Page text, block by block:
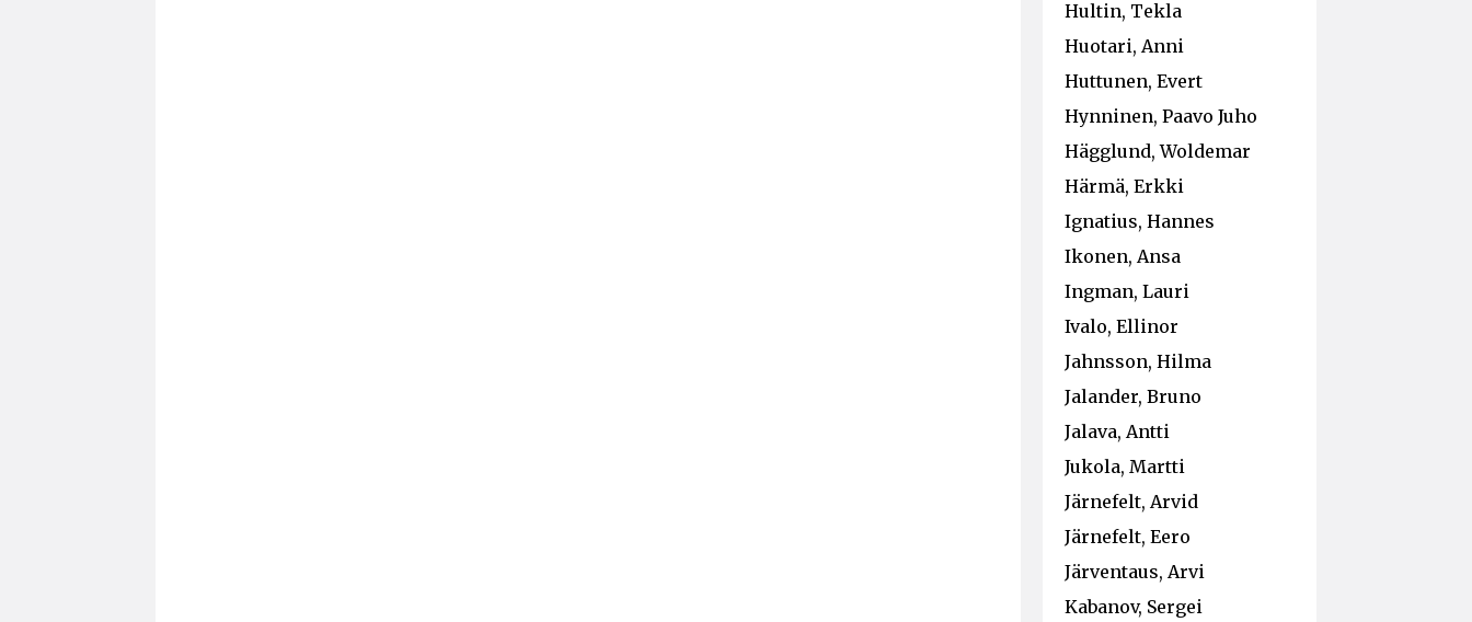
Hultin, Tekla
Huotari, Anni
Huttunen, Evert
Hynninen, Paavo Juho
Hägglund, Woldemar
Härmä, Erkki
Ignatius, Hannes
Ikonen, Ansa
Ingman, Lauri
Ivalo, Ellinor
Jahnsson, Hilma
Jalander, Bruno
Jalava, Antti
Jukola, Martti
Järnefelt, Arvid
Järnefelt, Eero
Järventaus, Arvi
Kabanov, Sergei